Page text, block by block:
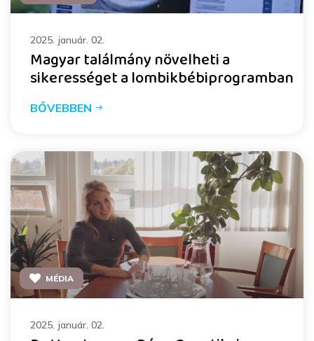
2025. január. 02.
Magyar találmány növelheti a
sikerességet a lombikbébiprogramban
BŐVEBBEN
MÉDIA
2025. január. 02.